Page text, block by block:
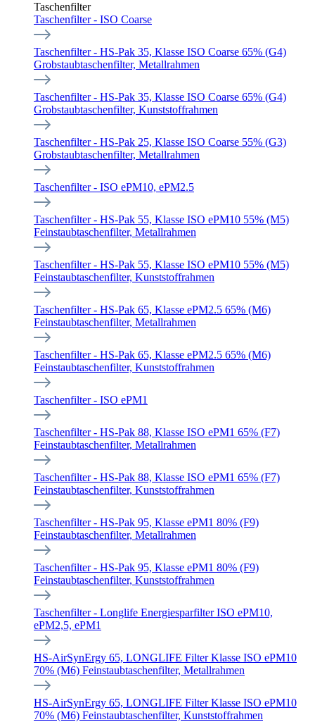
Taschenfilter
Taschenfilter - ISO Coarse
Taschenfilter - HS-Pak 35, Klasse ISO Coarse 65% (G4)
Grobstaubtaschenfilter, Metallrahmen
Taschenfilter - HS-Pak 35, Klasse ISO Coarse 65% (G4)
Grobstaubtaschenfilter, Kunststoffrahmen
Taschenfilter - HS-Pak 25, Klasse ISO Coarse 55% (G3)
Grobstaubtaschenfilter, Metallrahmen
Taschenfilter - ISO ePM10, ePM2.5
Taschenfilter - HS-Pak 55, Klasse ISO ePM10 55% (M5)
Feinstaubtaschenfilter, Metallrahmen
Taschenfilter - HS-Pak 55, Klasse ISO ePM10 55% (M5)
Feinstaubtaschenfilter, Kunststoffrahmen
Taschenfilter - HS-Pak 65, Klasse ePM2.5 65% (M6)
Feinstaubtaschenfilter, Metallrahmen
Taschenfilter - HS-Pak 65, Klasse ePM2.5 65% (M6)
Feinstaubtaschenfilter, Kunststoffrahmen
Taschenfilter - ISO ePM1
Taschenfilter - HS-Pak 88, Klasse ISO ePM1 65% (F7)
Feinstaubtaschenfilter, Metallrahmen
Taschenfilter - HS-Pak 88, Klasse ISO ePM1 65% (F7)
Feinstaubtaschenfilter, Kunststoffrahmen
Taschenfilter - HS-Pak 95, Klasse ePM1 80% (F9)
Feinstaubtaschenfilter, Metallrahmen
Taschenfilter - HS-Pak 95, Klasse ePM1 80% (F9)
Feinstaubtaschenfilter, Kunststoffrahmen
Taschenfilter - Longlife Energiesparfilter ISO ePM10,
ePM2,5, ePM1
HS-AirSynErgy 65, LONGLIFE Filter Klasse ISO ePM10
70% (M6) Feinstaubtaschenfilter, Metallrahmen
HS-AirSynErgy 65, LONGLIFE Filter Klasse ISO ePM10
70% (M6) Feinstaubtaschenfilter, Kunststoffrahmen